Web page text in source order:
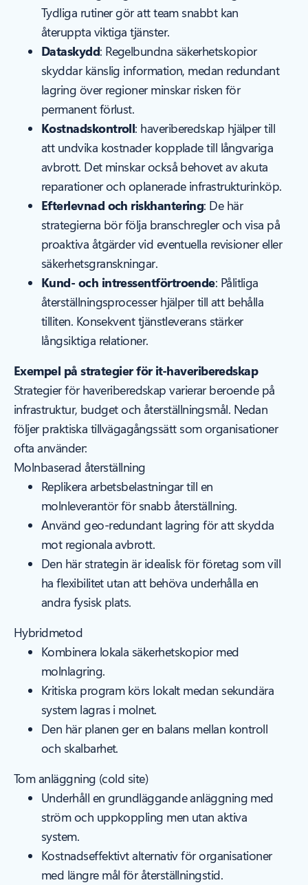
Tydliga rutiner gör att team snabbt kan
återuppta viktiga tjänster.
Dataskydd: Regelbundna säkerhetskopior
skyddar känslig information, medan redundant
lagring över regioner minskar risken för
permanent förlust.
Kostnadskontroll: haveriberedskap hjälper till
att undvika kostnader kopplade till långvariga
avbrott. Det minskar också behovet av akuta
reparationer och oplanerade infrastrukturinköp.
Efterlevnad och riskhantering: De här
strategierna bör följa branschregler och visa på
proaktiva åtgärder vid eventuella revisioner eller
säkerhetsgranskningar.
Kund- och intressentförtroende: Pålitliga
återställningsprocesser hjälper till att behålla
tilliten. Konsekvent tjänstleverans stärker
långsiktiga relationer.
Exempel på strategier för it-haveriberedskap
Strategier för haveriberedskap varierar beroende på
infrastruktur, budget och återställningsmål. Nedan
följer praktiska tillvägagångssätt som organisationer
ofta använder:
Molnbaserad återställning
Replikera arbetsbelastningar till en
molnleverantör för snabb återställning.
Använd geo-redundant lagring för att skydda
mot regionala avbrott.
Den här strategin är idealisk för företag som vill
ha flexibilitet utan att behöva underhålla en
andra fysisk plats.
Hybridmetod
Kombinera lokala säkerhetskopior med
molnlagring.
Kritiska program körs lokalt medan sekundära
system lagras i molnet.
Den här planen ger en balans mellan kontroll
och skalbarhet.
Tom anläggning (cold site)
Underhåll en grundläggande anläggning med
ström och uppkoppling men utan aktiva
system.
Kostnadseffektivt alternativ för organisationer
med längre mål för återställningstid.